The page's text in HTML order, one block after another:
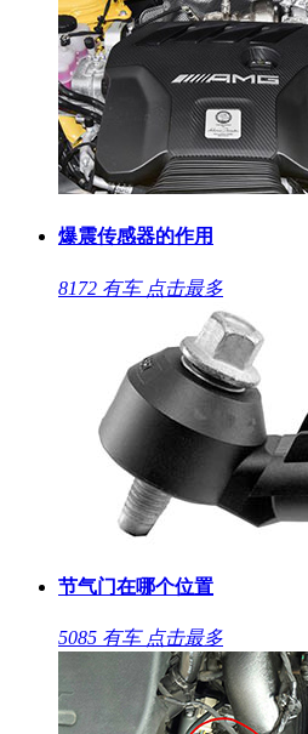
爆震传感器的作用
8172 有车 点击最多
节气门在哪个位置
5085 有车 点击最多